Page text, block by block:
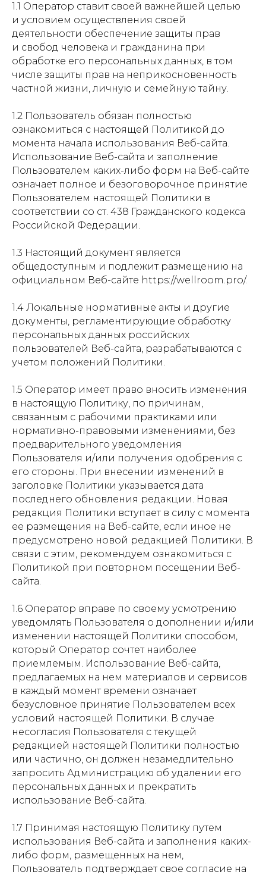
1.1 Оператор ставит своей важнейшей целью
и условием осуществления своей
деятельности обеспечение защиты прав
и свобод человека и гражданина при
обработке его персональных данных, в том
числе защиты прав на неприкосновенность
частной жизни, личную и семейную тайну.
1.2 Пользователь обязан полностью
ознакомиться с настоящей Политикой до
момента начала использования Веб-сайта.
Использование Веб-сайта и заполнение
Пользователем каких-либо форм на Веб-сайте
означает полное и безоговорочное принятие
Пользователем настоящей Политики в
соответствии со ст. 438 Гражданского кодекса
Российской Федерации.
1.3 Настоящий документ является
общедоступным и подлежит размещению на
официальном Веб-сайте https://wellroom.pro/.
1.4 Локальные нормативные акты и другие
документы, регламентирующие обработку
персональных данных российских
пользователей Веб-сайта, разрабатываются с
учетом положений Политики.
1.5 Оператор имеет право вносить изменения
в настоящую Политику, по причинам,
связанным с рабочими практиками или
нормативно-правовыми изменениями, без
предварительного уведомления
Пользователя и/или получения одобрения с
его стороны. При внесении изменений в
заголовке Политики указывается дата
последнего обновления редакции. Новая
редакция Политики вступает в силу с момента
ее размещения на Веб-сайте, если иное не
предусмотрено новой редакцией Политики. В
связи с этим, рекомендуем ознакомиться с
Политикой при повторном посещении Веб-
сайта.
1.6 Оператор вправе по своему усмотрению
уведомлять Пользователя о дополнении и/или
изменении настоящей Политики способом,
который Оператор сочтет наиболее
приемлемым. Использование Веб-сайта,
предлагаемых на нем материалов и сервисов
в каждый момент времени означает
безусловное принятие Пользователем всех
условий настоящей Политики. В случае
несогласия Пользователя с текущей
редакцией настоящей Политики полностью
или частично, он должен незамедлительно
запросить Администрацию об удалении его
персональных данных и прекратить
использование Веб-сайта.
1.7 Принимая настоящую Политику путем
использования Веб-сайта и заполнения каких-
либо форм, размещенных на нем,
Пользователь подтверждает свое согласие на